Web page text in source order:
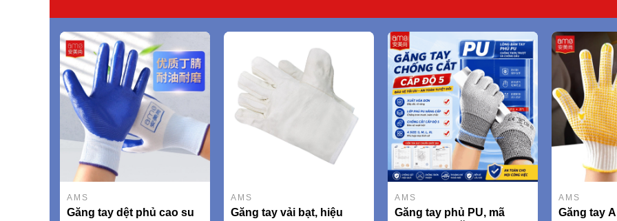
AMS
Găng tay dệt phủ cao su
AMS
Găng tay vải bạt, hiệu
AMS
Găng tay phủ PU, mã
AMS
Găng tay